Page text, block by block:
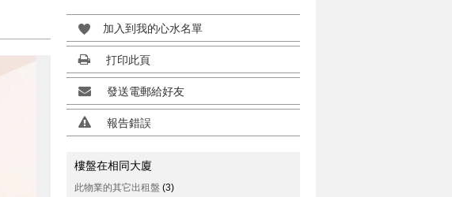
加入到我的心水名單
打印此頁
發送電郵給好友
報告錯誤
樓盤在相同大廈
此物業的其它出租盤 (3)